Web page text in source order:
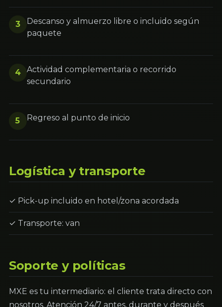
3
Descanso y almuerzo libre o incluido según
paquete
4
Actividad complementaria o recorrido
secundario
5 Regreso al punto de inicio
Logística y transporte
✓ Pick-up incluido en hotel/zona acordada
✓ Transporte: van
Soporte y políticas
MXE es tu intermediario: el cliente trata directo con
nosotros. Atención 24/7 antes, durante y después